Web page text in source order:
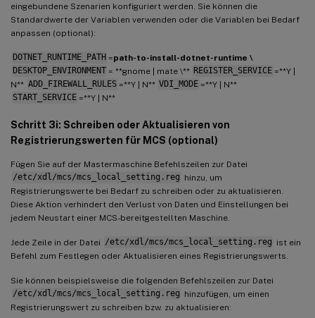
eingebundene Szenarien konfiguriert werden. Sie können die
Standardwerte der Variablen verwenden oder die Variablen bei Bedarf
anpassen (optional):
DOTNET_RUNTIME_PATH =path-to-install-dotnet-runtime \
DESKTOP_ENVIRONMENT = **gnome | mate \** REGISTER_SERVICE =**Y |
N** ADD_FIREWALL_RULES =**Y | N** VDI_MODE =**Y | N**
START_SERVICE =**Y | N**
Schritt 3i: Schreiben oder Aktualisieren von
Registrierungswerten für MCS (optional)
Fügen Sie auf der Mastermaschine Befehlszeilen zur Datei
/etc/xdl/mcs/mcs_local_setting.reg hinzu, um
Registrierungswerte bei Bedarf zu schreiben oder zu aktualisieren.
Diese Aktion verhindert den Verlust von Daten und Einstellungen bei
jedem Neustart einer MCS-bereitgestellten Maschine.
Jede Zeile in der Datei /etc/xdl/mcs/mcs_local_setting.reg ist ein
Befehl zum Festlegen oder Aktualisieren eines Registrierungswerts.
Sie können beispielsweise die folgenden Befehlszeilen zur Datei
/etc/xdl/mcs/mcs_local_setting.reg hinzufügen, um einen
Registrierungswert zu schreiben bzw. zu aktualisieren: